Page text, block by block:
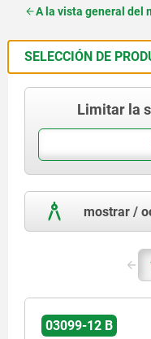
A la vista general del
SELECCIÓN DE
Limitar la
mostrar /
03099-12 B